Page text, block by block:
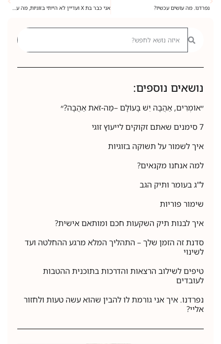
נפרדנו. מה עושים עכשיו? אני כבר בת X ועדיין לא הייתי בזוגיות, מה עושים?
נושאים נוספים:
״אוֹמְרִים, אַהֲבָה יֵשׁ בָּעוֹלָם –מַה-זֹּאת אַהֲבָה?״
7 סימנים שאתם זקוקים לייעוץ זוגי
איך לשמור על תשוקה בזוגיות
למה אנחנו מקנאים?
ל"ג בעומר ותיק הגב
שימור פוריות
איך לבנות תיק השקעות חכם ומותאם אישית?
סדנת זה הזמן שלך – התהליך המלא מרגע ההחלטה ועד
לשינוי
טיפים לשילוב הרצאות והדרכות בתוכנית ההטבות
לעובדים
נפרדנו. איך אני גורמת לו להבין שהוא עשה טעות ולחזור
אליי?